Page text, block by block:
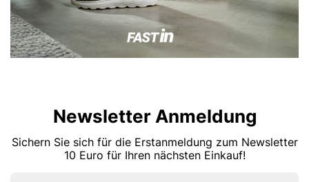
Newsletter Anmeldung
Sichern Sie sich für die Erstanmeldung zum Newsletter
10 Euro für Ihren nächsten Einkauf!